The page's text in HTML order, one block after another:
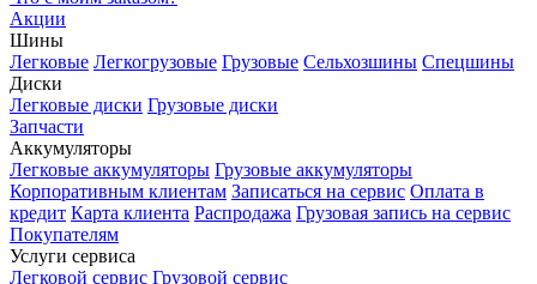
Акции
Шины
Легковые Легкогрузовые Грузовые Сельхозшины Спецшины
Диски
Легковые диски Грузовые диски
Запчасти
Аккумуляторы
Легковые аккумуляторы Грузовые аккумуляторы
Корпоративным клиентам Записаться на сервис Оплата в
кредит Карта клиента Распродажа Грузовая запись на сервис
Покупателям
Услуги сервиса
Легковой сервис Грузовой сервис